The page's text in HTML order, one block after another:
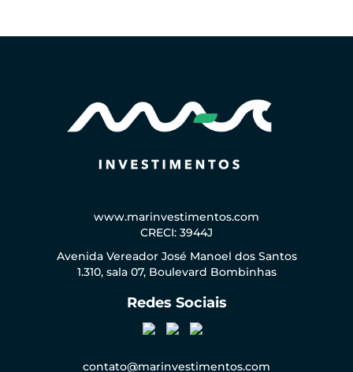
www.marinvestimentos.com
CRECI: 3944J
Avenida Vereador José Manoel dos Santos
1.310, sala 07, Boulevard Bombinhas
Redes Sociais
contato@marinvestimentos.com